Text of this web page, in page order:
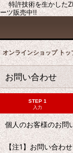
特許技術を生かした
ーツ販売中!!
オンラインショップ トッ
お問い合わせ
STEP 1
入力
個人のお客様のお問
【注1】お問い合わ